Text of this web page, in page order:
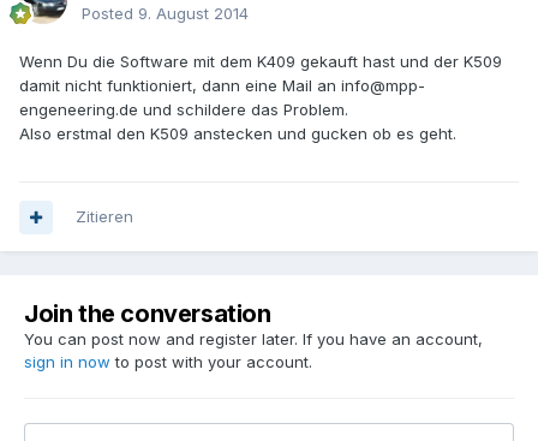
Posted 9. August 2014
Wenn Du die Software mit dem K409 gekauft hast und der K509
damit nicht funktioniert, dann eine Mail an info@mpp-
engeneering.de und schildere das Problem.
Also erstmal den K509 anstecken und gucken ob es geht.
Zitieren
Join the conversation
You can post now and register later. If you have an account,
sign in now to post with your account.